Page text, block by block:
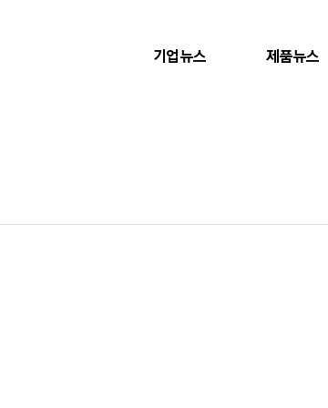
기업뉴스 제품뉴스